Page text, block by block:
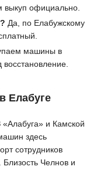
официально.
Да, по Елабужскому
машины в
Елабуге
и Камской
здесь
сотрудников
Челнов и